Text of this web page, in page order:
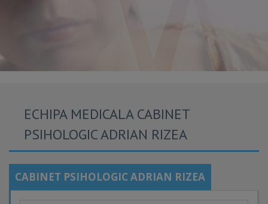
ECHIPA MEDICALA CABINET
PSIHOLOGIC ADRIAN RIZEA
CABINET PSIHOLOGIC ADRIAN RIZEA